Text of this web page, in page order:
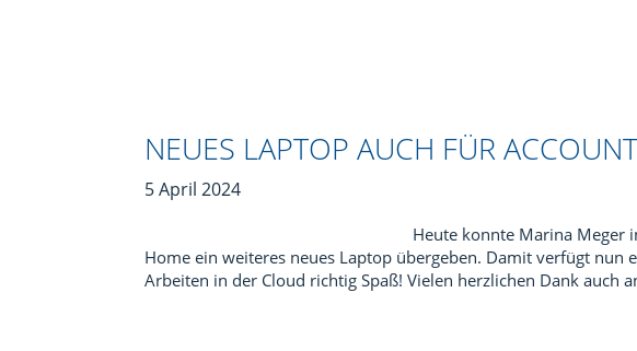
NEUES LAPTOP AUCH FÜR
5 April 2024
Heute konnte Marina Meger
Home ein weiteres neues Laptop übergeben. Damit verfügt
Arbeiten in der Cloud richtig Spaß! Vielen herzlichen Dank auch